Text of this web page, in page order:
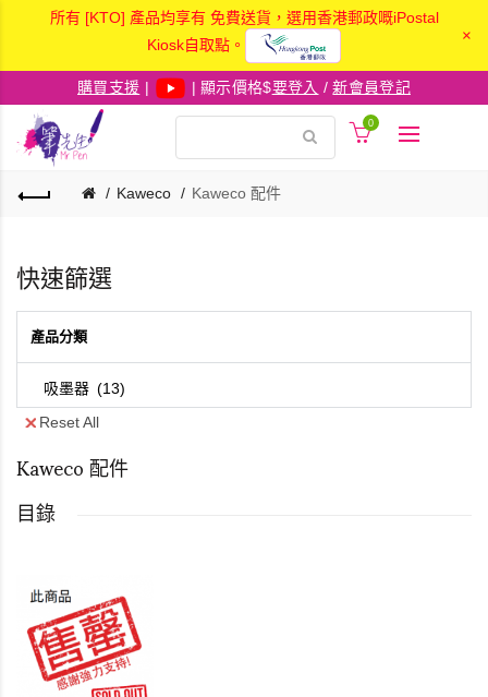
所有 [KTO] 產品均享有 免費送貨，選用香港郵政嘅iPostal
Kiosk自取點。
×
購買支援 | | 顯示價格$要登入 /新會員登記
0
Kaweco Kaweco 配件
快速篩選
產品分類
吸墨器
13
Reset All
Kaweco 配件
目錄